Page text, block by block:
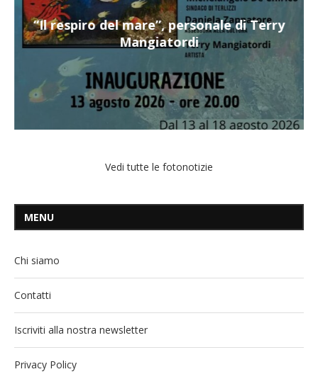
“Il respiro del mare”, personale di Terry
Mangiatordi
Vedi tutte le fotonotizie
MENU
Chi siamo
Contatti
Iscriviti alla nostra newsletter
Privacy Policy